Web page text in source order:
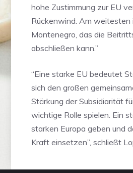
hohe Zustimmung zur EU
Rückenwind. Am
Montenegro, das die
abschließen kann.”
“Eine starke EU bedeutet
sich den großen
Stärkung der Subsidiarität
wichtige Rolle spielen. Ein
starken Europa geben und
Kraft einsetzen”, schließt